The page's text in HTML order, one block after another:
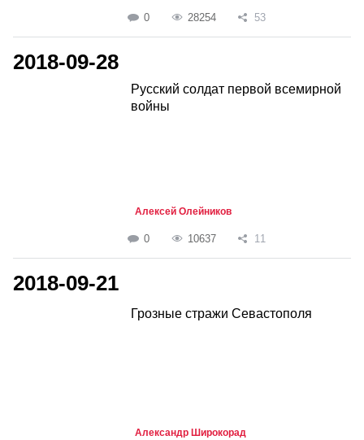
0 28254 53
2018-09-28
Русский солдат первой всемирной
войны
Алексей Олейников
0 10637 11
2018-09-21
Грозные стражи Севастополя
Александр Широкорад